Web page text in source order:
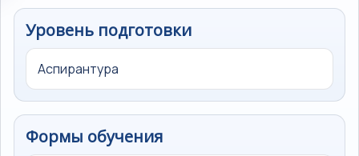
Уровень подготовки
Аспирантура
Формы обучения